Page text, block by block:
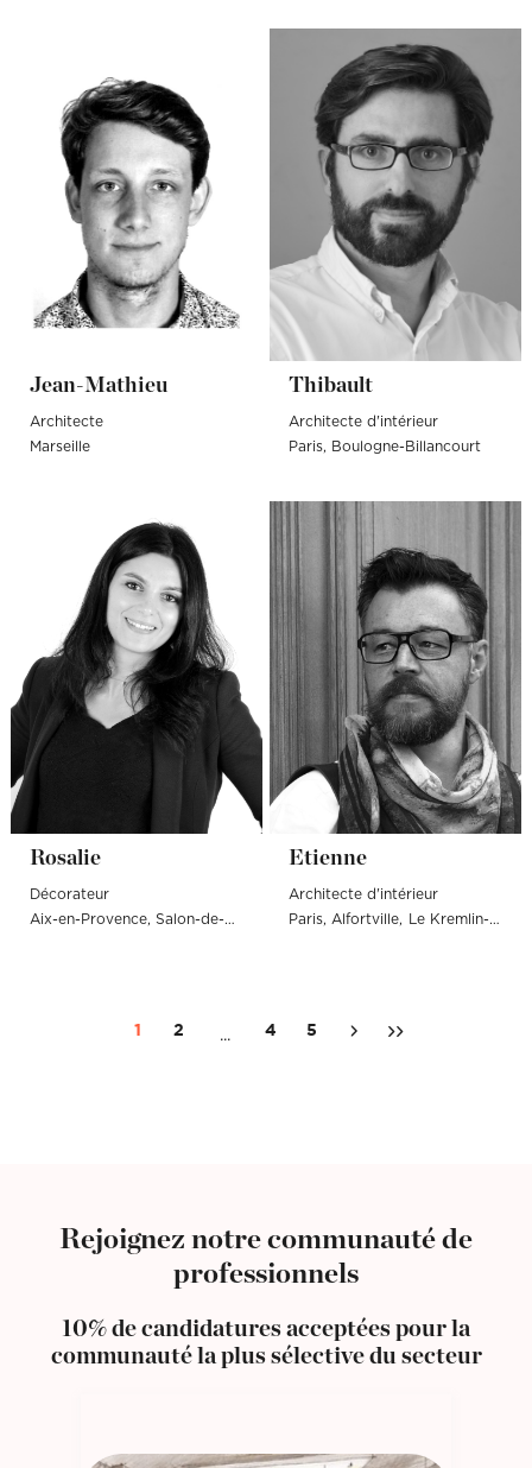
Jean-Mathieu
Architecte
Marseille
Thibault
Architecte d'intérieur
Paris
Boulogne-Billancourt
Rosalie
Décorateur
Aix-en-Provence
Salon-de-Provence Marseille
Etienne
Architecte d'intérieur
Paris
Alfortville Le Kremlin-Bicêtre
1 2 ... 4 5
Rejoignez notre communauté de
professionnels
10% de candidatures acceptées pour la
communauté la plus sélective du secteur